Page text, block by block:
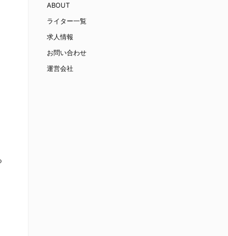
ABOUT
ライター一覧
求人情報
お問い合わせ
運営会社